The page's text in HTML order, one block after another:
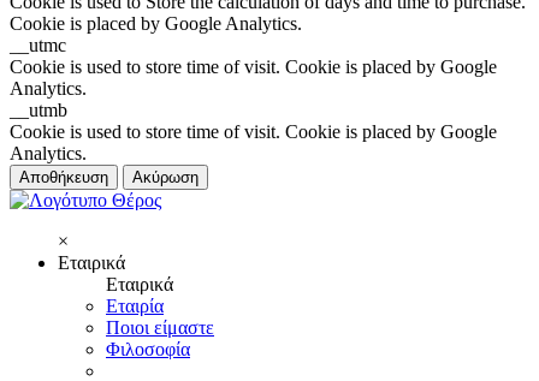
Cookie is placed by Google Analytics.
__utmc
Cookie is used to store time of visit. Cookie is placed by Google
Analytics.
__utmb
Cookie is used to store time of visit. Cookie is placed by Google
Analytics.
Αποθήκευση Ακύρωση
×
Εταιρικά
Εταιρικά
Εταιρία
Ποιοι είμαστε
Φιλοσοφία